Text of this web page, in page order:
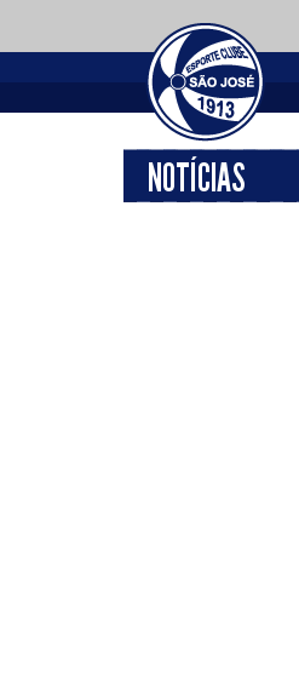
NOTÍCIAS